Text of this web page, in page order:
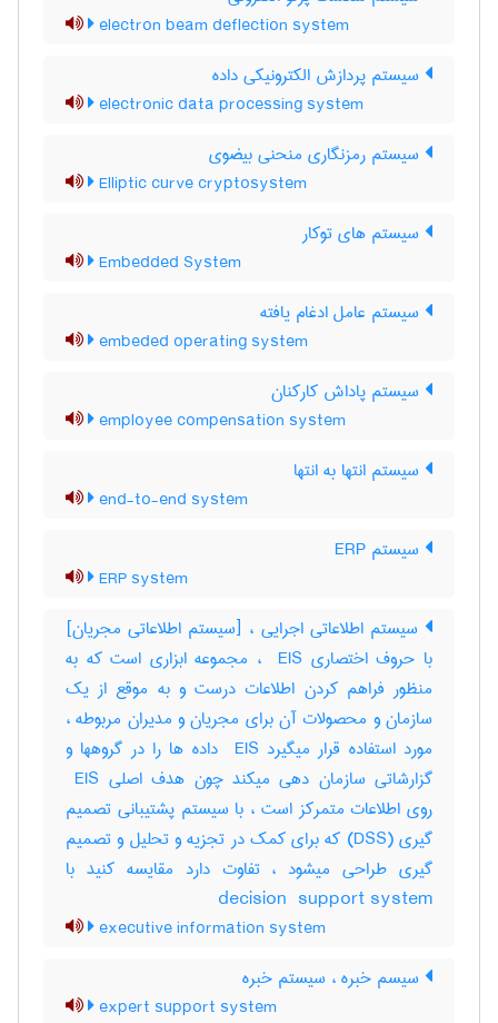
electron beam deflection system
سیستم پردازش الکترونیکی داده
electronic data processing system
سیستم رمزنگاری منحنی بیضوی
Elliptic curve cryptosystem
سیستم های توکار
Embedded System
سیستم عامل ادغام یافته
embeded operating system
سیستم پاداش کارکنان
employee compensation system
سیستم انتها به انتها
end-to-end system
سیستم ERP
ERP system
سیستم اطلاعاتی اجرایی ، [سیستم اطلاعاتی مجریان]
با حروف اختصاری ‎ EIS ، مجموعه ابزاری است که به
منظور فراهم کردن اطلاعات درست و به موقع از یک
سازمان و محصولات آن برای مجریان و مدیران مربوطه ،
مورد استفاده قرار میگیرد ‎ EIS داده ها را در گروهها و
گزارشاتی سازمان دهی میکند چون هدف اصلی ‎ EIS
روی اطلاعات متمرکز است ، با سیستم پشتیبانی تصمیم
گیری (‎DSS) که برای کمک در تجزیه و تحلیل و تصمیم
گیری طراحی میشود ، تفاوت دارد مقایسه کنید با
‎decision ‎ support system
executive information system
سیسم خبره ، سیستم خبره
expert support system